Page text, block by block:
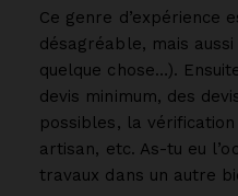
Ce genre d’expérience
désagréable, mais
quelque chose…).
devis minimum, des
possibles, la
artisan, etc. As-tu eu
travaux dans un autre